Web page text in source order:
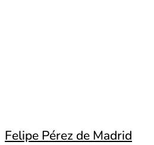
Felipe Pérez de Madrid